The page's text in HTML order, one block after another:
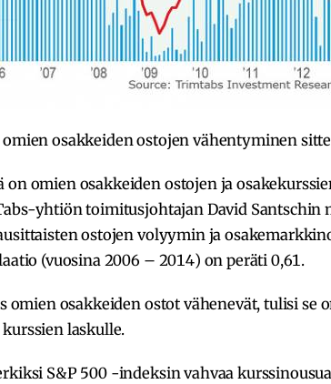
osakkeiden ostojen vähentyminen
on omien osakkeiden ostojen ja
yhtiön toimitusjohtajan David Santschin
ostojen volyymin ja
(vuosina 2006 – 2014) on peräti 0,61.
omien osakkeiden ostot vähenevät, tulisi se
laskulle.
S&P 500 -indeksin vahvaa